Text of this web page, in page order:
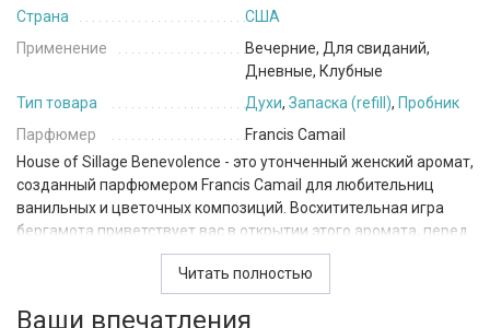
Страна
США
Применение
Вечерние, Для свиданий,
Дневные, Клубные
Тип товара
Духи, Запаска (refill), Пробник
Парфюмер
Francis Camail
House of Sillage Benevolence - это утонченный женский аромат,
созданный парфюмером Francis Camail для любительниц
ванильных и цветочных композиций. Восхитительная игра
бергамота приветствует вас в открытии этого аромата, перед
тем, как оставить место для душевной сцены, состоящей из
цветочных и фруктовых нот. Аромат апельсина, жасмина,
лаванды и миндаля предлагает нежный букет, который
воплощает женственность и жизнерадостность.
Читать полностью
Ваши впечатления